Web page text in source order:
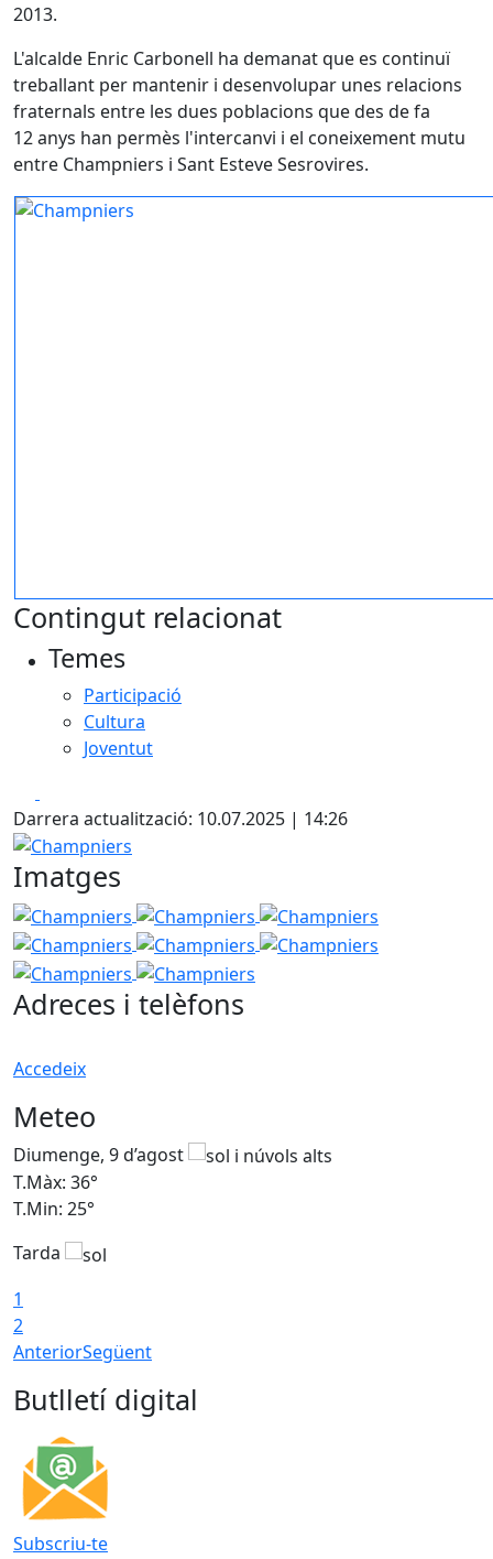
2013.
L'alcalde Enric Carbonell ha demanat que es continuï
treballant per mantenir i desenvolupar unes relacions
fraternals entre les dues poblacions que des de fa
12 anys han permès l'intercanvi i el coneixement mutu
entre Champniers i Sant Esteve Sesrovires.
Contingut relacionat
Temes
Participació
Cultura
Joventut
Darrera actualització: 10.07.2025 | 14:26
Champniers
Imatges
Champniers Champniers Champniers
Champniers
Champniers
Champniers
Adreces i telèfons
Accedeix
Meteo
Diumenge, 9 d’agost
T.Màx: 36°
T.Min: 25°
Tarda
1
2
AnteriorSegüent
Butlletí digital
Subscriu-te